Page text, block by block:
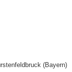
(Bayern)